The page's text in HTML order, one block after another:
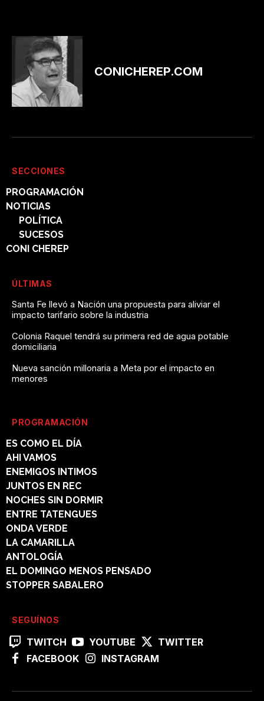
CONICHEREP.COM
SECCIONES
PROGRAMACIÓN
NOTICIAS
POLÍTICA
SUCESOS
CONI CHEREP
ÚLTIMAS
Santa Fe llevó a Nación una propuesta para aliviar el
impacto tarifario sobre la industria
Colonia Raquel tendrá su primera red de agua potable
domiciliaria
Nueva sanción millonaria a Meta por el impacto en
menores
PROGRAMACIÓN
ES COMO EL DÍA
AHI VAMOS
ENEMIGOS INTIMOS
JUNTOS EN REC
NOCHES SIN DORMIR
ENTRE TATENGUES
ONDA VERDE
LA CAMARILLA
ANTOLOGÍA
EL DOMINGO MENOS PENSADO
STOPPER SABALERO
SEGUÍNOS
TWITCH YOUTUBE
TWITTER
FACEBOOK
INSTAGRAM